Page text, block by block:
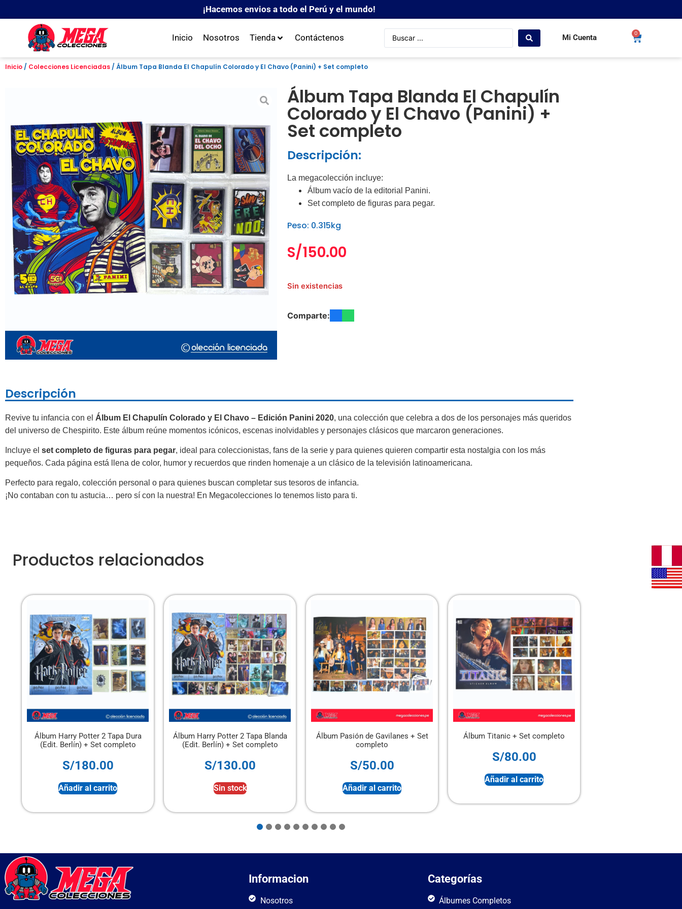
¡Hacemos envios a todo el Perú y el mundo!
Inicio Nosotros Tienda Contáctenos Mi Cuenta
0
Inicio / Colecciones Licenciadas / Álbum Tapa Blanda El Chapulín Colorado y El Chavo (Panini) + Set completo
Álbum Tapa Blanda El Chapulín
Colorado y El Chavo (Panini) +
Set completo
Descripción:
La megacolección incluye:
Álbum vacío de la editorial Panini.
Set completo de figuras para pegar.
Peso: 0.315kg
S/150.00
Sin existencias
Comparte:
Descripción
Revive tu infancia con el Álbum El Chapulín Colorado y El Chavo – Edición Panini 2020, una colección que celebra a dos de los personajes más queridos
del universo de Chespirito. Este álbum reúne momentos icónicos, escenas inolvidables y personajes clásicos que marcaron generaciones.
Incluye el set completo de figuras para pegar, ideal para coleccionistas, fans de la serie y para quienes quieren compartir esta nostalgia con los más
pequeños. Cada página está llena de color, humor y recuerdos que rinden homenaje a un clásico de la televisión latinoamericana.
Perfecto para regalo, colección personal o para quienes buscan completar sus tesoros de infancia.
¡No contaban con tu astucia… pero sí con la nuestra! En Megacolecciones lo tenemos listo para ti.
Productos relacionados
Álbum Harry Potter 2 Tapa Dura
(Edit. Berlín) + Set completo
180.00
Añadir al carrito
Álbum Harry Potter 2 Tapa Blanda
(Edit. Berlín) + Set completo
130.00
Sin stock
Álbum Pasión de Gavilanes + Set
completo
50.00
Añadir al carrito
Álbum Titanic + Set completo
80.00
Añadir al carrito
Informacion
Nosotros
Categorías
Álbumes Completos